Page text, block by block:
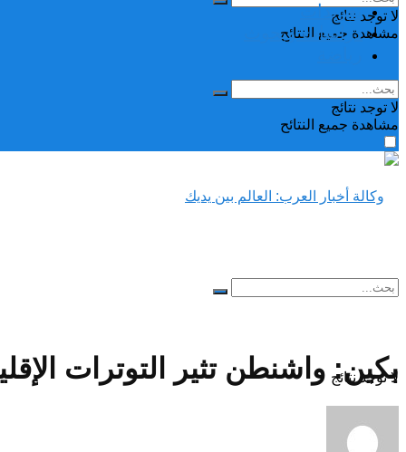
لا توجد نتائج
مشاهدة جميع النتائح
تغريدات
دراسات وبحوث
لا توجد نتائج
مشاهدة جميع النتائح
لا توجد نتائج
بكين: واشنطن تثير التوترات